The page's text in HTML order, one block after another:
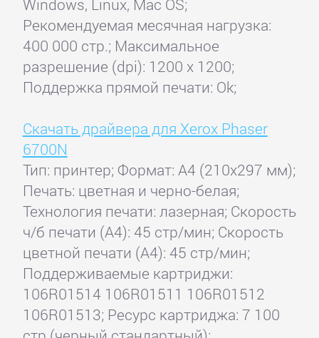
Windows, Linux, Mac OS;
Рекомендуемая месячная нагрузка:
400 000 стр.; Максимальное
разрешение (dpi): 1200 x 1200;
Поддержка прямой печати: Ok;
Скачать драйвера для Xerox Phaser
6700N
Тип: принтер; Формат: A4 (210x297 мм);
Печать: цветная и черно-белая;
Технология печати: лазерная; Скорость
ч/б печати (А4): 45 стр/мин; Скорость
цветной печати (А4): 45 стр/мин;
Поддерживаемые картриджи:
106R01514 106R01511 106R01512
106R01513; Ресурс картриджа: 7 100